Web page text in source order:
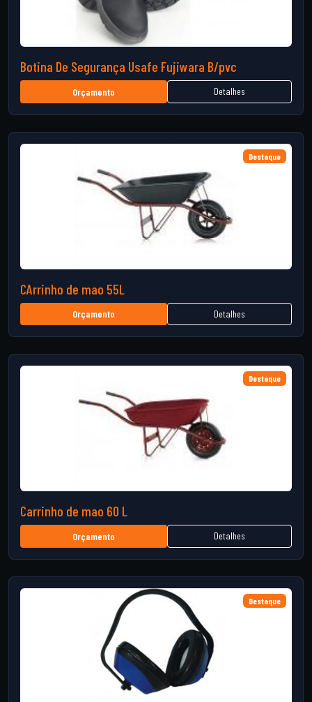
Botina De Segurança Usafe Fujiwara B/pvc
Orçamento Detalhes
Destaque
CArrinho de mao 55L
Orçamento Detalhes
Destaque
Carrinho de mao 60 L
Orçamento Detalhes
Destaque